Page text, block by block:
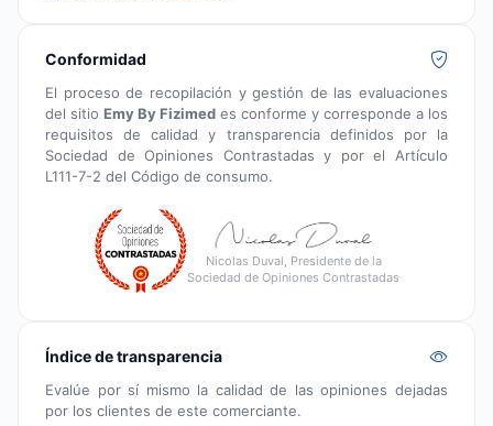
Conformidad
El proceso de recopilación y gestión de las evaluaciones
del sitio Emy By Fizimed es conforme y corresponde a los
requisitos de calidad y transparencia definidos por la
Sociedad de Opiniones Contrastadas y por el Artículo
L111-7-2 del Código de consumo.
Nicolas Duval, Presidente de la
Sociedad de Opiniones Contrastadas
Índice de transparencia
Evalúe por sí mismo la calidad de las opiniones dejadas
por los clientes de este comerciante.